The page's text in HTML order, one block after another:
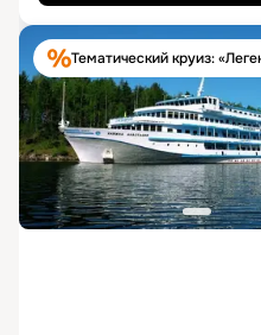
Тематический круиз: